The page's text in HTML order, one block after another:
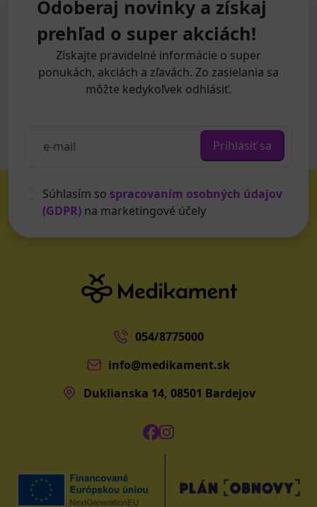
Odoberaj novinky a získaj
prehľad o super akciách!
Získajte pravidelné informácie o super
ponukách, akciách a zľavách. Zo zasielania sa
môžte kedykoľvek odhlásiť.
Prihlásiť sa
Súhlasím so spracovaním osobných údajov
(GDPR) na marketingové účely
054/8775000
info@medikament.sk
Duklianska 14, 08501 Bardejov